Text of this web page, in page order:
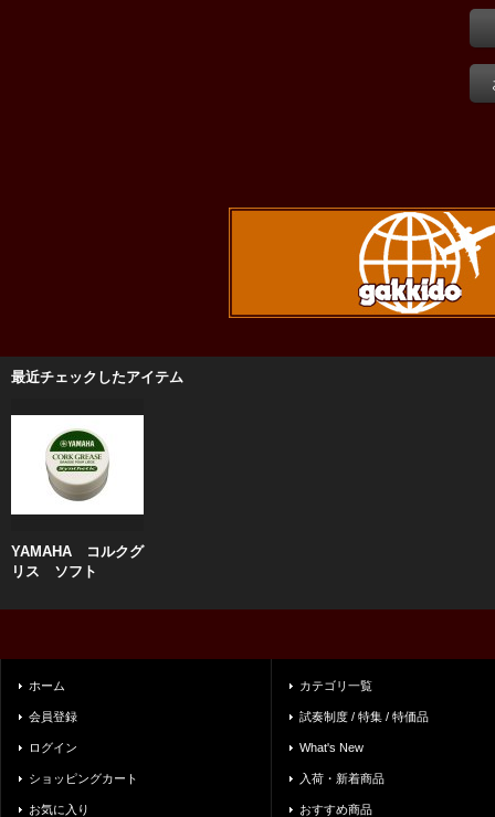
最近チェックしたアイテム
YAMAHA コルクグ
リス ソフト
ホーム
会員登録
ログイン
ショッピングカート
お気に入り
カテゴリ一覧
試奏制度 / 特集 / 特価品
What's New
入荷・新着商品
おすすめ商品